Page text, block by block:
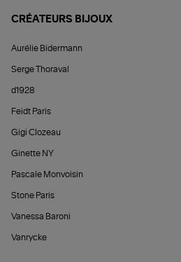
CRÉATEURS BIJOUX
Aurélie Bidermann
Serge Thoraval
d1928
Feidt Paris
Gigi Clozeau
Ginette NY
Pascale Monvoisin
Stone Paris
Vanessa Baroni
Vanrycke